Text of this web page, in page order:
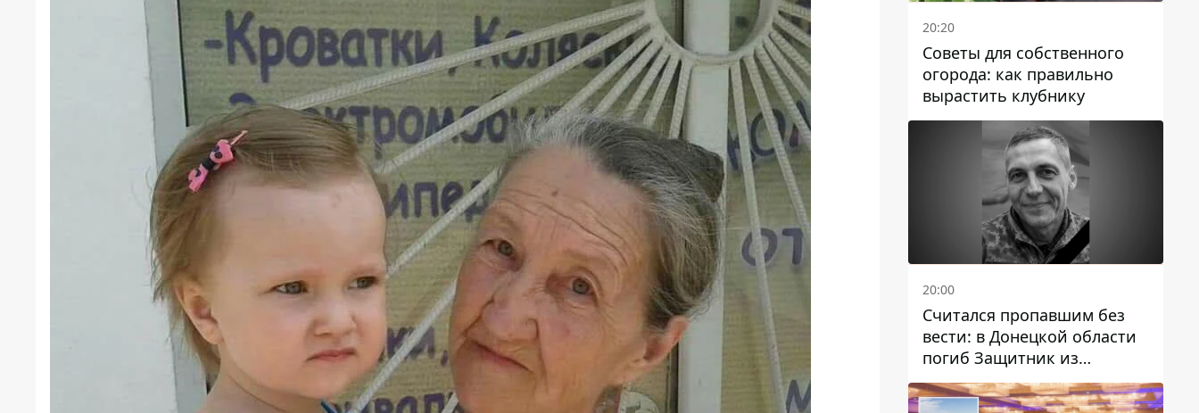
20:20
Советы для собственного
огорода: как правильно
вырастить клубнику
20:00
Считался пропавшим без
вести: в Донецкой области
погиб Защитник из
Каменского Антон
Красовский